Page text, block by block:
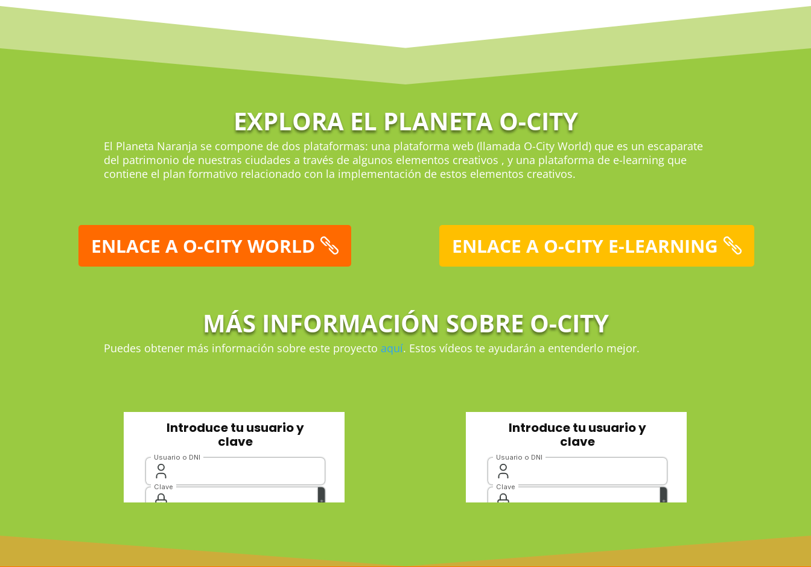
EXPLORA EL PLANETA O-CITY
El Planeta Naranja se compone de dos plataformas: una plataforma web (llamada O-City World) que es un escaparate
del patrimonio de nuestras ciudades a través de algunos elementos creativos , y una plataforma de e-learning que
contiene el plan formativo relacionado con la implementación de estos elementos creativos.
ENLACE A O-CITY WORLD ENLACE A O-CITY E-LEARNING
MÁS INFORMACIÓN SOBRE O-CITY
Puedes obtener más información sobre este proyecto aquí. Estos vídeos te ayudarán a entenderlo mejor.